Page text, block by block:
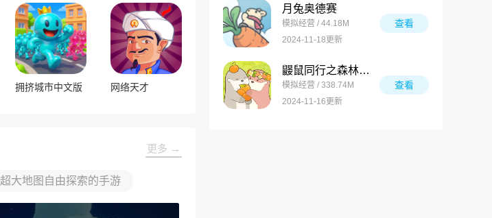
拥挤城市中文版 网络天才
更多 →
超大地图自由探索的手游
月兔奥德赛
模拟经营 / 44.18M
2024-11-18更新
查看
鼹鼠同行之森林之家万圣节版
模拟经营 / 338.74M
2024-11-16更新
查看